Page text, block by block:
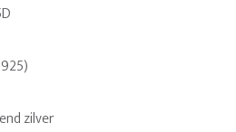
zilver